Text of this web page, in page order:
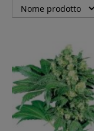
Accessori
Blog